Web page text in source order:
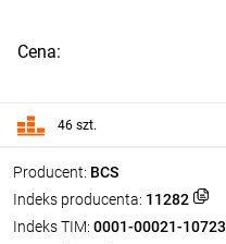
Producent: BCS
Indeks producenta: 11282
Indeks TIM: 0001-00021-10723
Cena:
46 szt.